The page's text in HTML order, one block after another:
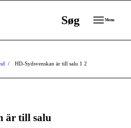
Søg Menu
1 2
/ HD-Sydsvenskan är till salu
är till salu